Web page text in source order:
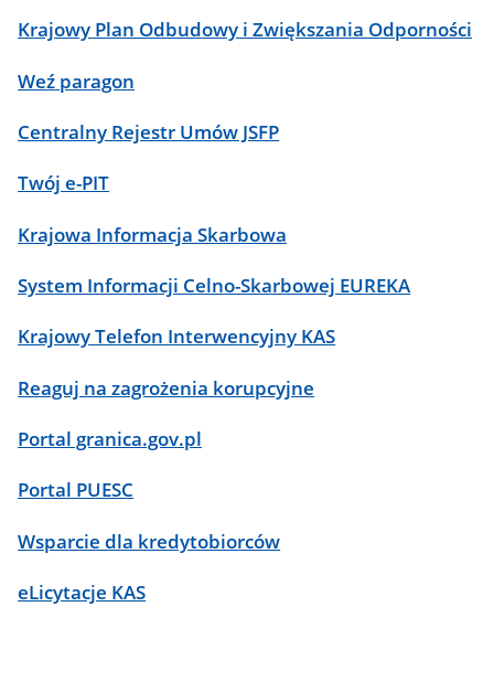
Krajowy Plan Odbudowy i Zwiększania Odporności
Weź paragon
Centralny Rejestr Umów JSFP
Twój e-PIT
Krajowa Informacja Skarbowa
System Informacji Celno-Skarbowej EUREKA
Krajowy Telefon Interwencyjny KAS
Reaguj na zagrożenia korupcyjne
Portal granica.gov.pl
Portal PUESC
Wsparcie dla kredytobiorców
eLicytacje KAS